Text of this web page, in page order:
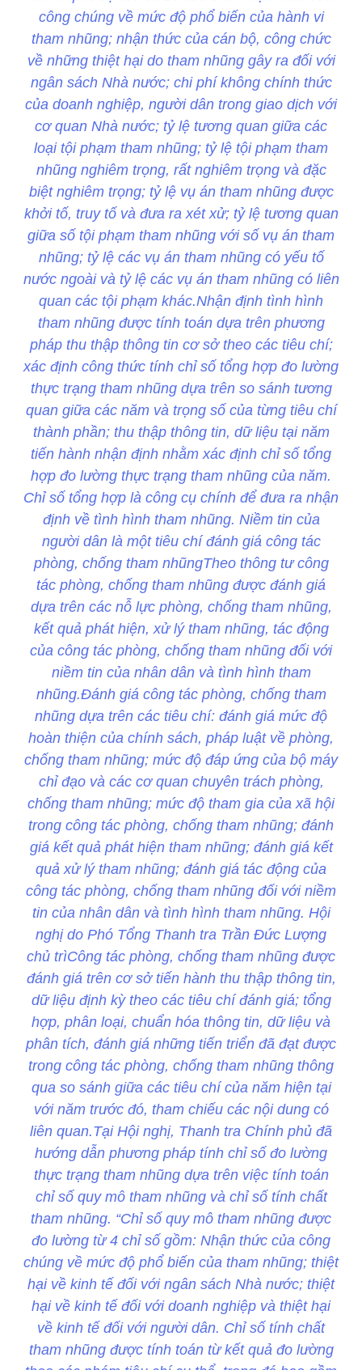
công chúng về mức độ phổ biến của hành vi
tham nhũng; nhận thức của cán bộ, công chức
về những thiệt hại do tham nhũng gây ra đối với
ngân sách Nhà nước; chi phí không chính thức
của doanh nghiệp, người dân trong giao dịch với
cơ quan Nhà nước; tỷ lệ tương quan giữa các
loại tội phạm tham nhũng; tỷ lệ tội phạm tham
nhũng nghiêm trọng, rất nghiêm trọng và đặc
biệt nghiêm trọng; tỷ lệ vụ án tham nhũng được
khởi tố, truy tố và đưa ra xét xử; tỷ lệ tương quan
giữa số tội phạm tham nhũng với số vụ án tham
nhũng; tỷ lệ các vụ án tham nhũng có yếu tố
nước ngoài và tỷ lệ các vụ án tham nhũng có liên
quan các tội phạm khác.Nhận định tình hình
tham nhũng được tính toán dựa trên phương
pháp thu thập thông tin cơ sở theo các tiêu chí;
xác định công thức tính chỉ số tổng hợp đo lường
thực trạng tham nhũng dựa trên so sánh tương
quan giữa các năm và trọng số của từng tiêu chí
thành phần; thu thập thông tin, dữ liệu tại năm
tiến hành nhận định nhằm xác định chỉ số tổng
hợp đo lường thực trạng tham nhũng của năm.
Chỉ số tổng hợp là công cụ chính để đưa ra nhận
định về tình hình tham nhũng. Niềm tin của
người dân là một tiêu chí đánh giá công tác
phòng, chống tham nhũngTheo thông tư công
tác phòng, chống tham nhũng được đánh giá
dựa trên các nỗ lực phòng, chống tham nhũng,
kết quả phát hiện, xử lý tham nhũng, tác động
của công tác phòng, chống tham nhũng đối với
niềm tin của nhân dân và tình hình tham
nhũng.Đánh giá công tác phòng, chống tham
nhũng dựa trên các tiêu chí: đánh giá mức độ
hoàn thiện của chính sách, pháp luật về phòng,
chống tham nhũng; mức độ đáp ứng của bộ máy
chỉ đạo và các cơ quan chuyên trách phòng,
chống tham nhũng; mức độ tham gia của xã hội
trong công tác phòng, chống tham nhũng; đánh
giá kết quả phát hiện tham nhũng; đánh giá kết
quả xử lý tham nhũng; đánh giá tác động của
công tác phòng, chống tham nhũng đối với niềm
tin của nhân dân và tình hình tham nhũng. Hội
nghị do Phó Tổng Thanh tra Trần Đức Lượng
chủ trìCông tác phòng, chống tham nhũng được
đánh giá trên cơ sở tiến hành thu thập thông tin,
dữ liệu định kỳ theo các tiêu chí đánh giá; tổng
hợp, phân loại, chuẩn hóa thông tin, dữ liệu và
phân tích, đánh giá những tiến triển đã đạt được
trong công tác phòng, chống tham nhũng thông
qua so sánh giữa các tiêu chí của năm hiện tại
với năm trước đó, tham chiếu các nội dung có
liên quan.Tại Hội nghị, Thanh tra Chính phủ đã
hướng dẫn phương pháp tính chỉ số đo lường
thực trạng tham nhũng dựa trên việc tính toán
chỉ số quy mô tham nhũng và chỉ số tính chất
tham nhũng. “Chỉ số quy mô tham nhũng được
đo lường từ 4 chỉ số gồm: Nhận thức của công
chúng về mức độ phổ biến của tham nhũng; thiệt
hại về kinh tế đối với ngân sách Nhà nước; thiệt
hại về kinh tế đối với doanh nghiệp và thiệt hại
về kinh tế đối với người dân. Chỉ số tính chất
tham nhũng được tính toán từ kết quả đo lường